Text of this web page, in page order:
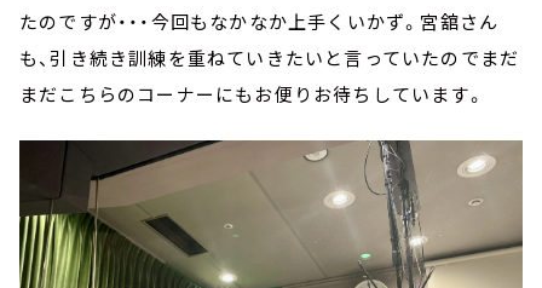
たのですが・・・今回もなかなか上手くいかず。宮舘さん
も、引き続き訓練を重ねていきたいと言っていたのでまだ
まだこちらのコーナーにもお便りお待ちしています。